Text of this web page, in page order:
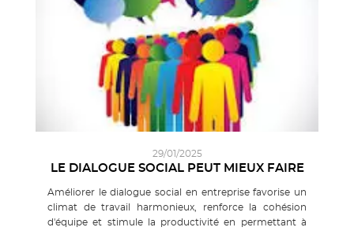
29/01/2025
LE DIALOGUE SOCIAL PEUT MIEUX FAIRE
Améliorer le dialogue social en entreprise favorise un
climat de travail harmonieux, renforce la cohésion
d'équipe et stimule la productivité en permettant à